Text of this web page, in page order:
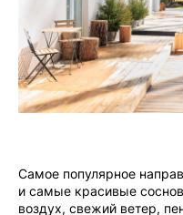
Самое популярное
и самые красивые
воздух, свежий ветер,